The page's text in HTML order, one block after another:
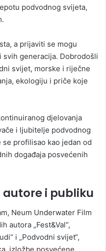
podvodnog svijeta,
a prijaviti se mogu
generacija. Dobrodošli
svijet, morske i riječne
ekologiju i priče koje
djelovanja
i ljubitelje podvodnog
profilisao kao jedan od
događaja posvećenih
i publiku
Neum Underwater Film
autora „Fest&Val“,
i „Podvodni svijet“,